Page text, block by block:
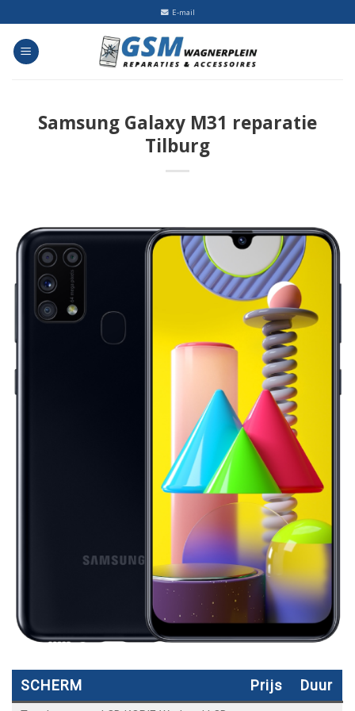
to
content
E-mail
Samsung Galaxy M31 reparatie
Tilburg
SCHERM Prijs Duur